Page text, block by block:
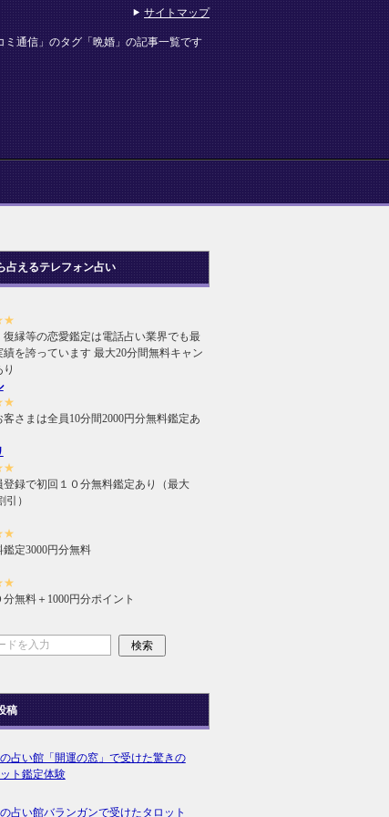
ミ通信」のタグ「晩婚」の記事一覧です
占えるテレフォン占い
復縁等の恋愛鑑定は電話占い業界でも最
績を誇っています 最大20分間無料キャン
客さまは全員10分間2000円分無料鑑定あ
登録で初回１０分無料鑑定あり（最大
引）
鑑定3000円分無料
無料＋1000円分ポイント
稿
占い館「開運の窓」で受けた驚きの
ト鑑定体験
占い館バランガンで受けたタロット
サイトマップ